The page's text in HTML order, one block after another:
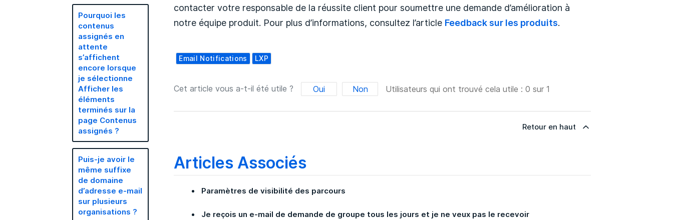
Pourquoi les
contenus
assignés en
attente
s’affichent
encore lorsque
je sélectionne
Afficher les
éléments
terminés sur la
page Contenus
assignés ?
Puis-je avoir le
même suffixe
de domaine
d’adresse e-mail
sur plusieurs
organisations ?
contacter votre responsable de la réussite client pour soumettre une demande d’amélioration à
notre équipe produit. Pour plus d’informations, consultez l’article Feedback sur les produits.
Email Notifications LXP
Cet article vous a-t-il été utile ? Oui Non Utilisateurs qui ont trouvé cela utile : 0 sur 1
Retour en haut
Articles Associés
Paramètres de visibilité des parcours
Je reçois un e-mail de demande de groupe tous les jours et je ne veux pas le recevoir